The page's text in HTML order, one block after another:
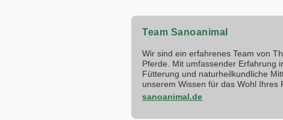
Team Sanoanimal
Wir sind ein erfahrenes Team von
Pferde. Mit umfassender Erfahrung
Fütterung und naturheilkundliche
unserem Wissen für das Wohl Ihres
sanoanimal.de